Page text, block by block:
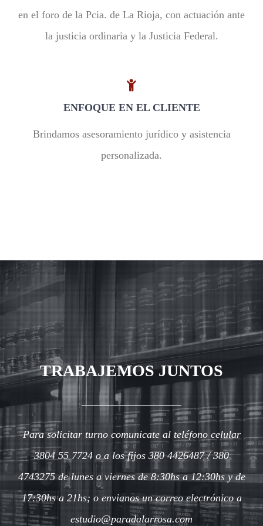
en el foro de la Pcia. de La Rioja, con actuación ante
la justicia ordinaria y la Justicia Federal.
ENFOQUE EN EL CLIENTE
Brindamos asesoramiento jurídico y asistencia
personalizada.
TRABAJEMOS JUNTOS
Para solicitar turno comunicate al teléfono celular
3804 55 7724 o a los fijos 380 4426487 / 380
4743275 de lunes a viernes de 8:30hs a 12:30hs y de
17:30hs a 21hs; o envianos un correo electrónico a
estudio@paradalarrosa.com